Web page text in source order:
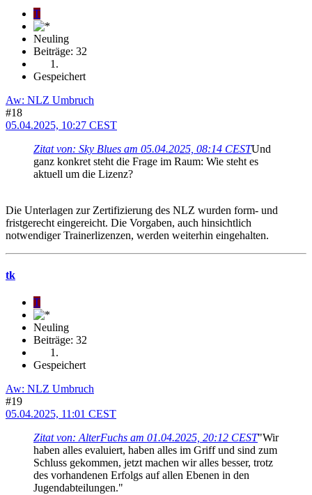
T
Neuling
Beiträge: 32
Gespeichert
Aw: NLZ Umbruch
#18
05.04.2025, 10:27 CEST
Zitat von: Sky Blues am 05.04.2025, 08:14 CESTUnd
ganz konkret steht die Frage im Raum: Wie steht es
aktuell um die Lizenz?
Die Unterlagen zur Zertifizierung des NLZ wurden form- und
fristgerecht eingereicht. Die Vorgaben, auch hinsichtlich
notwendiger Trainerlizenzen, werden weiterhin eingehalten.
tk
T
Neuling
Beiträge: 32
Gespeichert
Aw: NLZ Umbruch
#19
05.04.2025, 11:01 CEST
Zitat von: AlterFuchs am 01.04.2025, 20:12 CEST"Wir
haben alles evaluiert, haben alles im Griff und sind zum
Schluss gekommen, jetzt machen wir alles besser, trotz
des vorhandenen Erfolgs auf allen Ebenen in den
Jugendabteilungen."